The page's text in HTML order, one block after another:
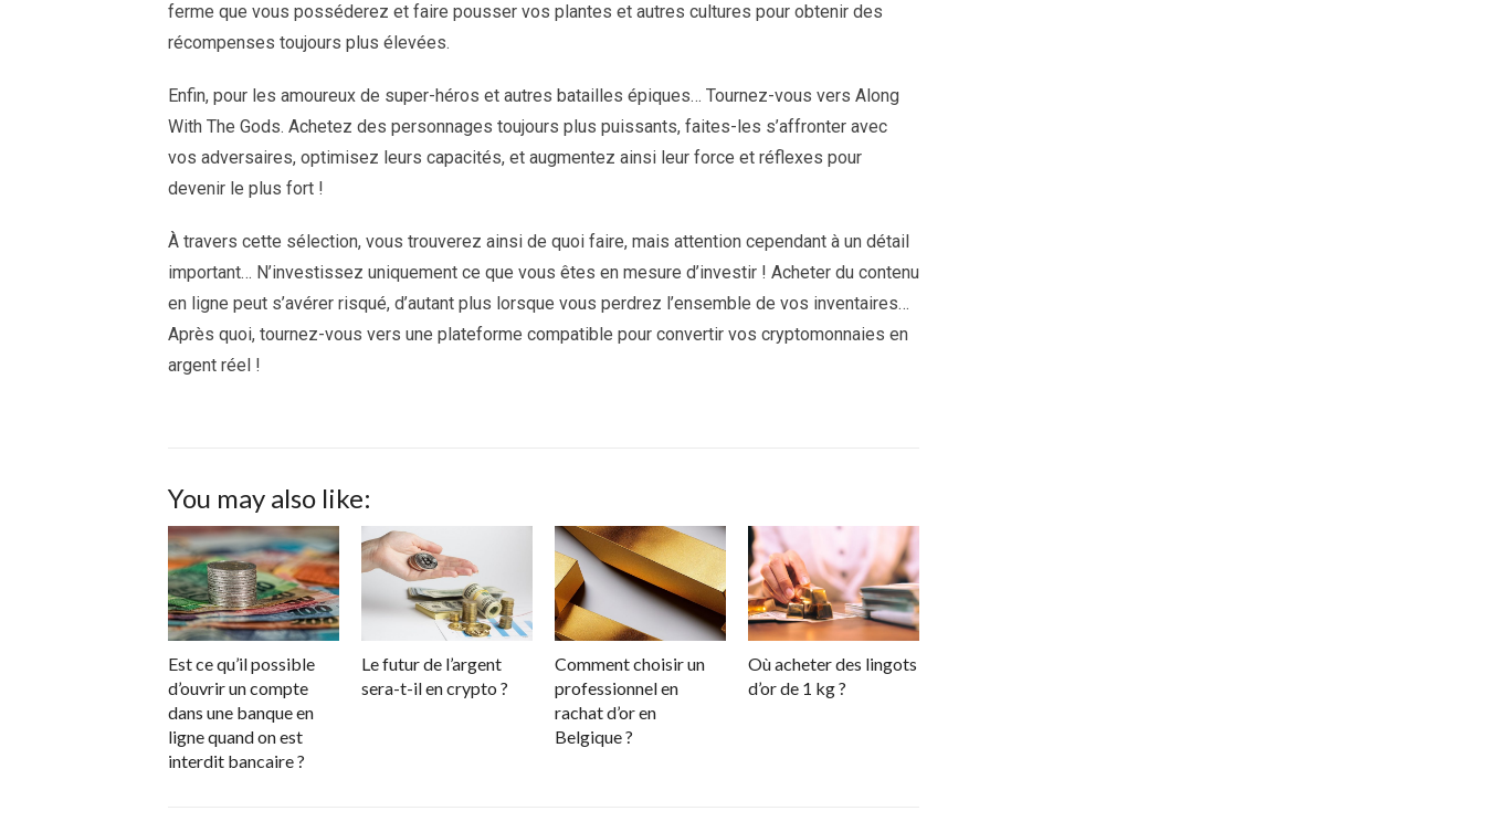
ferme que vous posséderez et faire pousser vos plantes et autres cultures pour obtenir des
récompenses toujours plus élevées.
Enfin, pour les amoureux de super-héros et autres batailles épiques… Tournez-vous vers Along
With The Gods. Achetez des personnages toujours plus puissants, faites-les s’affronter avec
vos adversaires, optimisez leurs capacités, et augmentez ainsi leur force et réflexes pour
devenir le plus fort !
À travers cette sélection, vous trouverez ainsi de quoi faire, mais attention cependant à un détail
important… N’investissez uniquement ce que vous êtes en mesure d’investir ! Acheter du contenu
en ligne peut s’avérer risqué, d’autant plus lorsque vous perdrez l’ensemble de vos inventaires…
Après quoi, tournez-vous vers une plateforme compatible pour convertir vos cryptomonnaies en
argent réel !
You may also like:
Est ce qu’il possible
d’ouvrir un compte
dans une banque en
ligne quand on est
interdit bancaire ?
Le futur de l’argent
sera-t-il en crypto ?
Comment choisir un
professionnel en
rachat d’or en
Belgique ?
Où acheter des lingots
d’or de 1 kg ?